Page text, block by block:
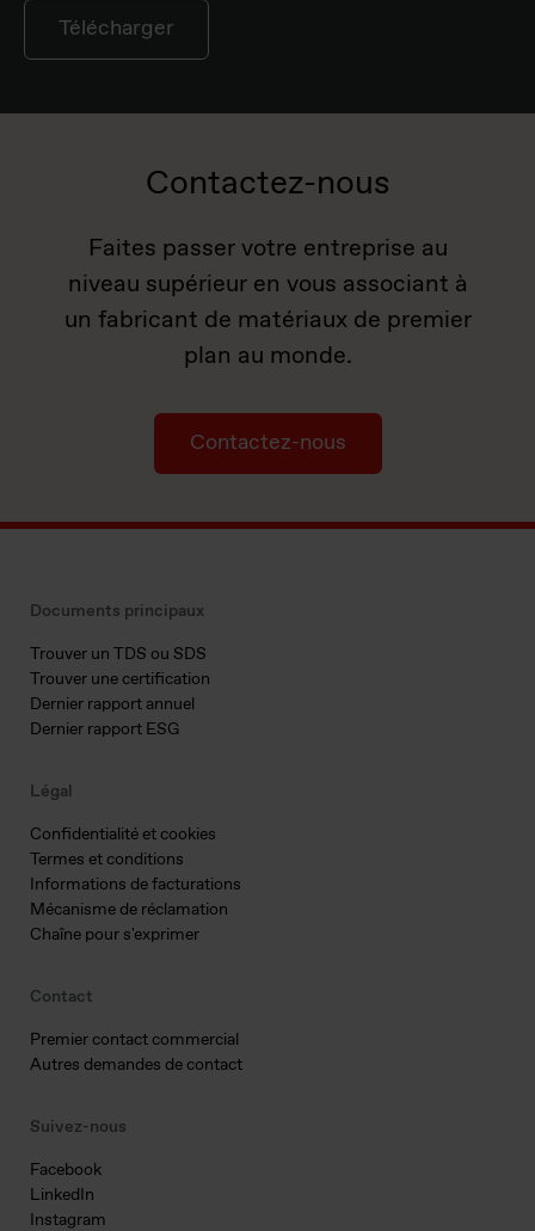
Télécharger
Contactez-nous
Faites passer votre entreprise au
niveau supérieur en vous associant à
un fabricant de matériaux de premier
plan au monde.
Contactez-nous
Documents principaux
Trouver un TDS ou SDS
Trouver une certification
Dernier rapport annuel
Dernier rapport ESG
Légal
Confidentialité et cookies
Termes et conditions
Informations de facturations
Mécanisme de réclamation
Chaîne pour s'exprimer
Contact
Premier contact commercial
Autres demandes de contact
Suivez-nous
Facebook
LinkedIn
Instagram